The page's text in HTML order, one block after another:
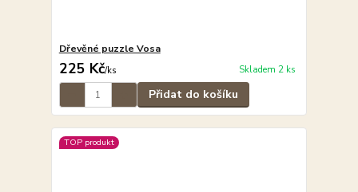
Dřevěné puzzle Vosa
225 Kč/ks Skladem 2 ks
Přidat do košíku
TOP produkt